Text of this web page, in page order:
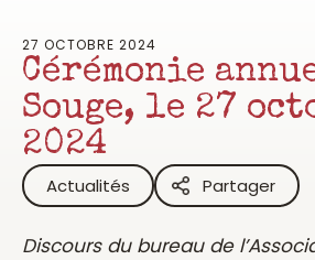
27 OCTOBRE 2024
Cérémonie
Souge, le 27
2024
Actualités Partager
Discours du bureau de